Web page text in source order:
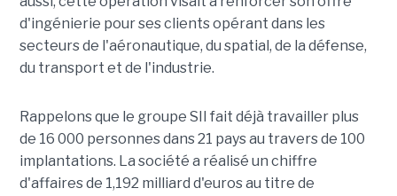
d'ingénierie pour ses clients opérant dans les
secteurs de l'aéronautique, du spatial, de la défense,
du transport et de l'industrie.
Rappelons que le groupe SII fait déjà travailler plus
de 16 000 personnes dans 21 pays au travers de 100
implantations. La société a réalisé un chiffre
d'affaires de 1,192 milliard d'euros au titre de